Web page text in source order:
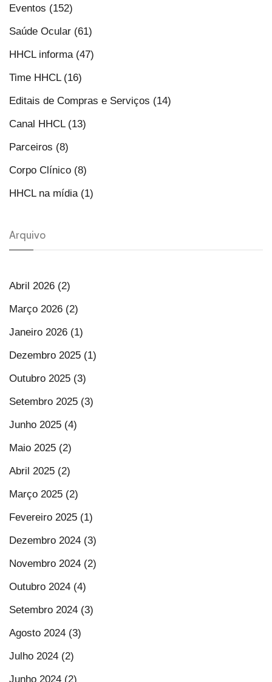
Eventos (152)
Saúde Ocular (61)
HHCL informa (47)
Time HHCL (16)
Editais de Compras e Serviços (14)
Canal HHCL (13)
Parceiros (8)
Corpo Clínico (8)
HHCL na mídia (1)
Arquivo
Abril 2026 (2)
Março 2026 (2)
Janeiro 2026 (1)
Dezembro 2025 (1)
Outubro 2025 (3)
Setembro 2025 (3)
Junho 2025 (4)
Maio 2025 (2)
Abril 2025 (2)
Março 2025 (2)
Fevereiro 2025 (1)
Dezembro 2024 (3)
Novembro 2024 (2)
Outubro 2024 (4)
Setembro 2024 (3)
Agosto 2024 (3)
Julho 2024 (2)
Junho 2024 (2)